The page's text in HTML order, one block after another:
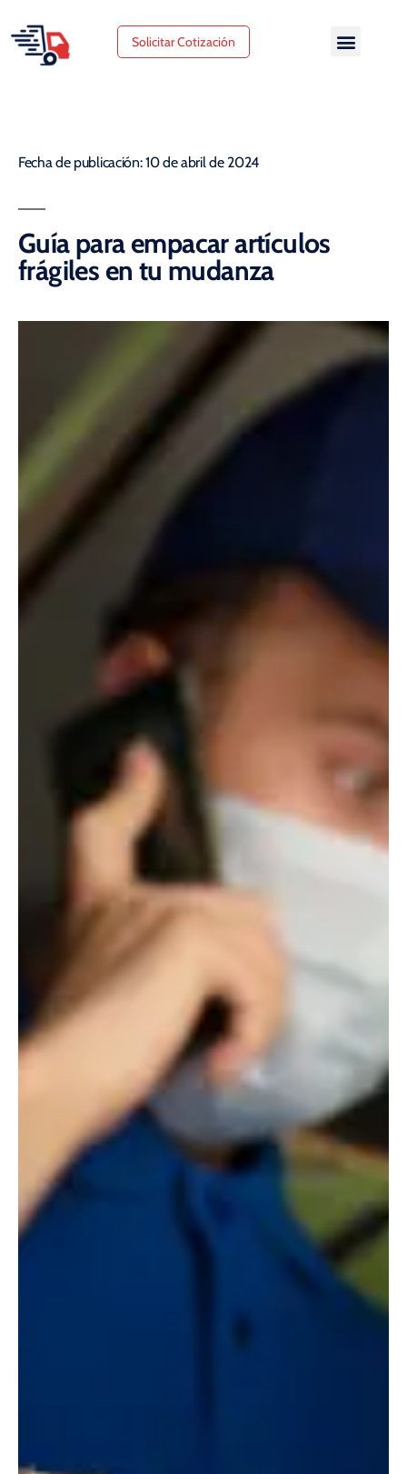
Solicitar Cotización
Fecha de publicación: 10 de abril de 2024
Guía para empacar artículos
frágiles en tu mudanza